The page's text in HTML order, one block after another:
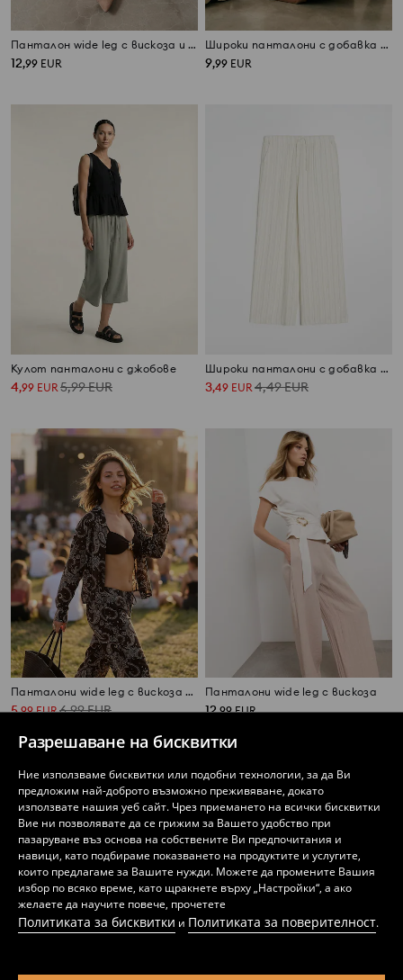
Разрешаване на бисквитки
Ние използваме бисквитки или подобни технологии, за да Ви
предложим най-доброто възможно преживяване, докато
използвате нашия уеб сайт. Чрез приемането на всички бисквитки
Вие ни позволявате да се грижим за Вашето удобство при
пазаруване въз основа на собствените Ви предпочитания и
навици, като подбираме показването на продуктите и услугите,
които предлагаме за Вашите нужди. Можете да промените Вашия
избор по всяко време, като щракнете върху „Настройки“, а ако
желаете да научите повече, прочетете
Политиката за бисквитки и Политиката за поверителност.
Панталон wide leg с вискоза и връзки на талията и при крачолите
12,99 EUR
Широки панталони с добавка на вискоза
9,99 EUR
Кулот панталони с джобове
4,99 EUR 5,99EUR
Широки панталони с добавка на лен
3,49 EUR 4,49EUR
Панталони wide leg с вискоза с paisley десен
5,99 EUR6,99EUR
Панталони wide leg с вискоза
12,99 EUR